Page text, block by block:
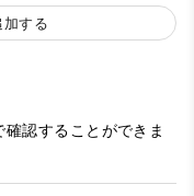
加する
認することができま